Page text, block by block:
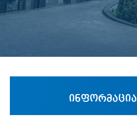
ინფორმაცია